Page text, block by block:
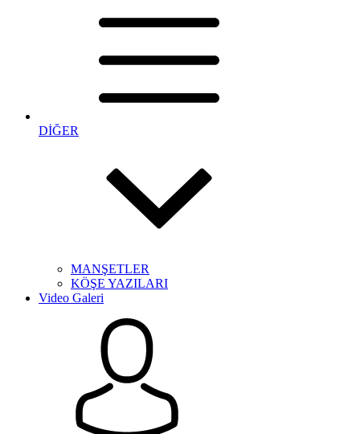
DİĞER
MANŞETLER
KÖŞE YAZILARI
Video Galeri